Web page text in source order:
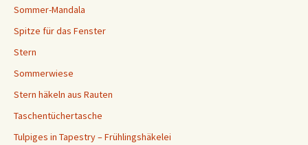
Sommer-Mandala
Spitze für das Fenster
Stern
Sommerwiese
Stern häkeln aus Rauten
Taschentüchertasche
Tulpiges in Tapestry – Frühlingshäkelei